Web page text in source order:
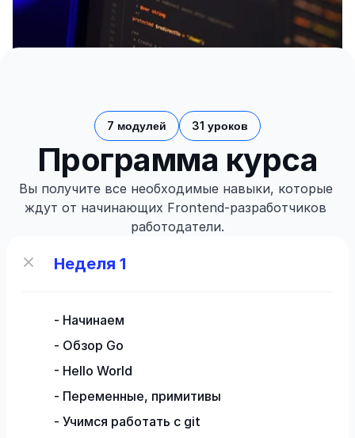
7 модулей 31 уроков
Программа курса
Вы получите все необходимые навыки, которые
ждут от начинающих Frontend-разработчиков
работодатели.
Неделя 1
- Начинаем
- Обзор Go
- Hello World
- Переменные, примитивы
- Учимся работать с git